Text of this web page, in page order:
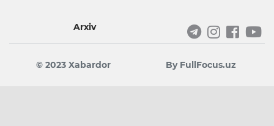
Arxiv
© 2023 Xabardor By FullFocus.uz